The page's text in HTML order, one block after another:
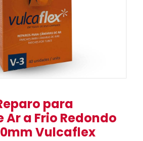
para
Ar a Frio Redondo
Vulcaflex